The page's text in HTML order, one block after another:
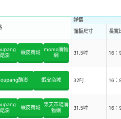
詳情
面板尺寸
長寬
酷澎
蝦皮商城 momo購物
網
31.5吋 16：
酷澎 蝦皮商城 32吋 16：
酷澎
蝦皮商城 樂天市場購
物網
31.5吋 16：